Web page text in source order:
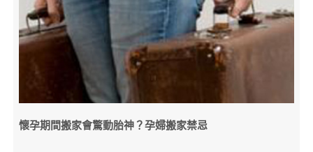
懷孕期間搬家會驚動胎神？孕婦搬家禁忌